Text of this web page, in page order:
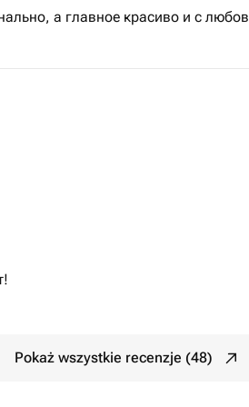
а главное красиво и с
Pokaż wszystkie recenzje (48)